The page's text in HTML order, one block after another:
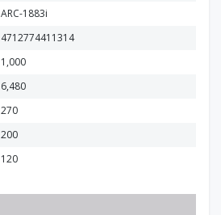
ARC-1883i
4712774411314
1,000
6,480
270
200
120